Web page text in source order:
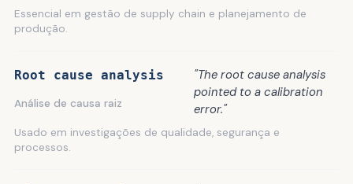
Essencial em gestão de supply chain e planejamento de
produção.
Root cause analysis
Análise de causa raiz
"The root cause analysis
pointed to a calibration
error."
Usado em investigações de qualidade, segurança e
processos.